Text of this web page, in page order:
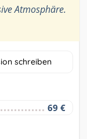
Atmosphäre.
schreiben
69 €